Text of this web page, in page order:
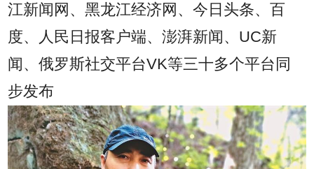
江新闻网、黑龙江经济网、今日头条、百
度、人民日报客户端、澎湃新闻、UC新
闻、俄罗斯社交平台VK等三十多个平台同
步发布